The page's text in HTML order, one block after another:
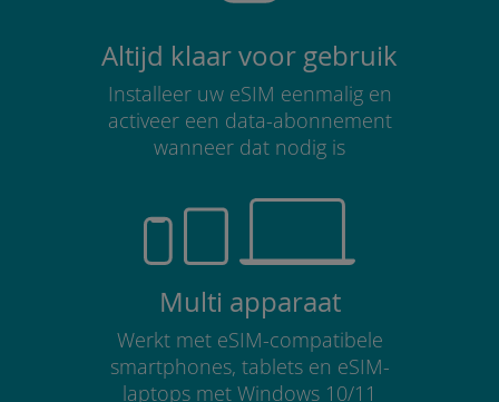
Altijd klaar voor gebruik
Installeer uw eSIM eenmalig en
activeer een data-abonnement
wanneer dat nodig is
Multi apparaat
Werkt met eSIM-compatibele
smartphones, tablets en eSIM-
laptops met Windows 10/11